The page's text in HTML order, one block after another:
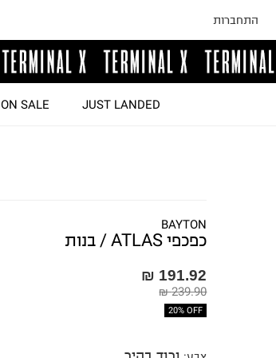
התחברות
JUST LANDED
ON SALE
BAYTON
כפכפי ATLAS / בנות
191.92 ₪
239.90 ₪
20% OFF